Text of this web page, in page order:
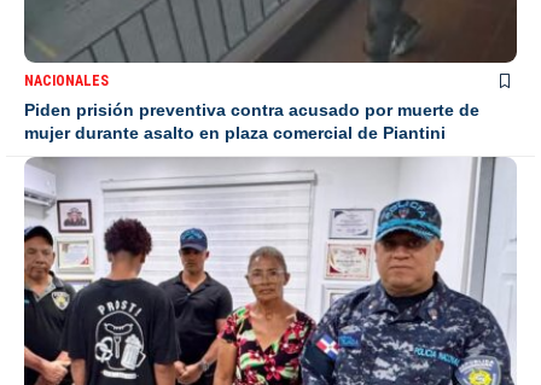
NACIONALES
Piden prisión preventiva contra acusado por muerte de
mujer durante asalto en plaza comercial de Piantini